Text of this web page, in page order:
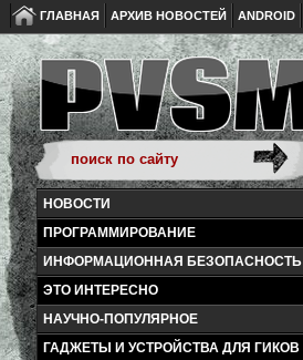
ГЛАВНАЯ АРХИВ НОВОСТЕЙ ANDROID
НОВОСТИ
ПРОГРАММИРОВАНИЕ
ИНФОРМАЦИОННАЯ БЕЗОПАСНОСТЬ
ЭТО ИНТЕРЕСНО
НАУЧНО-ПОПУЛЯРНОЕ
ГАДЖЕТЫ И УСТРОЙСТВА ДЛЯ ГИКОВ